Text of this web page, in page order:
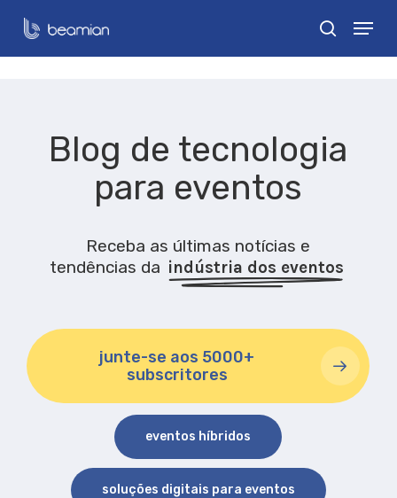
Skip
search
Menu
Blog de tecnologia
para eventos
Receba as últimas notícias e
tendências da indústria dos eventos
junte-se aos 5000+
subscritores
eventos híbridos
soluções digitais para eventos
Close